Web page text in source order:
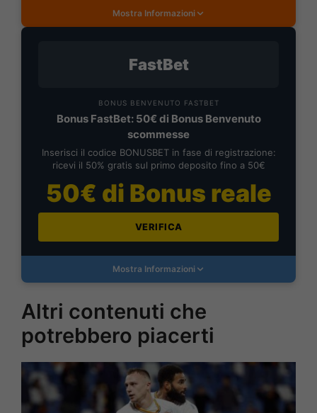
Mostra Informazioni
FastBet
BONUS BENVENUTO FASTBET
Bonus FastBet: 50€ di Bonus Benvenuto
scommesse
Inserisci il codice BONUSBET in fase di registrazione:
ricevi il 50% gratis sul primo deposito fino a 50€
50€ di Bonus reale
VERIFICA
Mostra Informazioni
Altri contenuti che
potrebbero piacerti